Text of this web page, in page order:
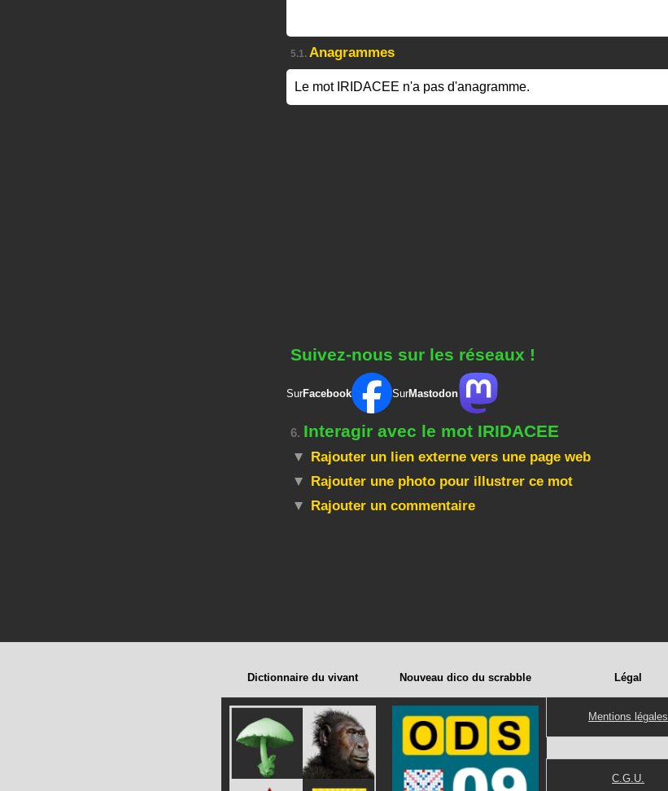
5.1. Anagrammes
Le mot IRIDACEE n'a pas d'anagramme.
Suivez-nous sur les réseaux !
SurFacebook SurMastodon
6. Interagir avec le mot IRIDACEE
Rajouter un lien externe vers une page web
Rajouter une photo pour illustrer ce mot
Rajouter un commentaire
Dictionnaire du vivant Nouveau dico du scrabble Légal
Mentions légales
C.G.U.